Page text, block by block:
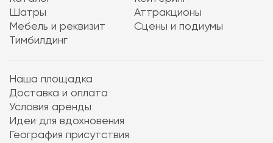
Шатры
Аттракционы
Мебель и реквизит
Сцены и подиумы
Тимбилдинг
Наша площадка
Доставка и оплата
Условия аренды
Идеи для вдохновения
География присутствия